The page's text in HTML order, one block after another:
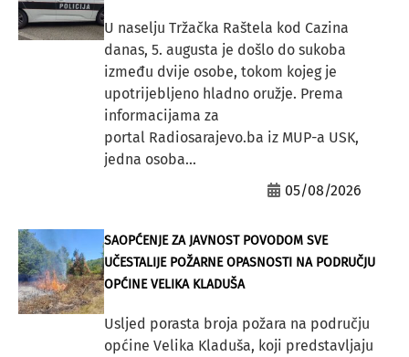
U naselju Tržačka Raštela kod Cazina
danas, 5. augusta je došlo do sukoba
između dvije osobe, tokom kojeg je
upotrijebljeno hladno oružje. Prema
informacijama za
portal Radiosarajevo.ba iz MUP-a USK,
jedna osoba...
05/08/2026
SAOPĆENJE ZA JAVNOST POVODOM SVE
UČESTALIJE POŽARNE OPASNOSTI NA PODRUČJU
OPĆINE VELIKA KLADUŠA
Usljed porasta broja požara na području
općine Velika Kladuša, koji predstavljaju